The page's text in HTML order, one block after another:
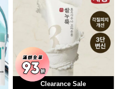
Clearance Sale